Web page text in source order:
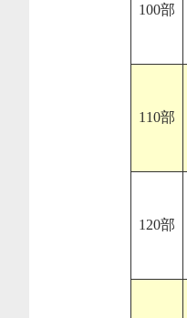
100部
110部
120部